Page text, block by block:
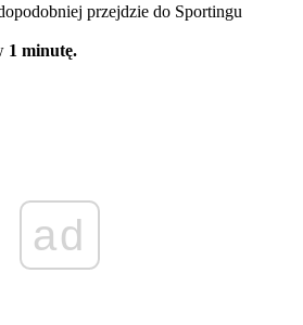
przejdzie do Sportingu
1 minutę.
ad